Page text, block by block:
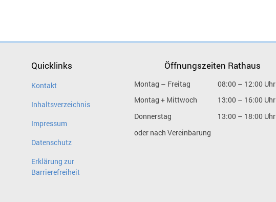
Quicklinks
Kontakt
Inhaltsverzeichnis
Impressum
Datenschutz
Erklärung zur
Barrierefreiheit
Öffnungszeiten Rathaus
Montag – Freitag
08:00 – 12:00 Uhr
Montag + Mittwoch
13:00 – 16:00 Uhr
Donnerstag
13:00 – 18:00 Uhr
oder nach Vereinbarung